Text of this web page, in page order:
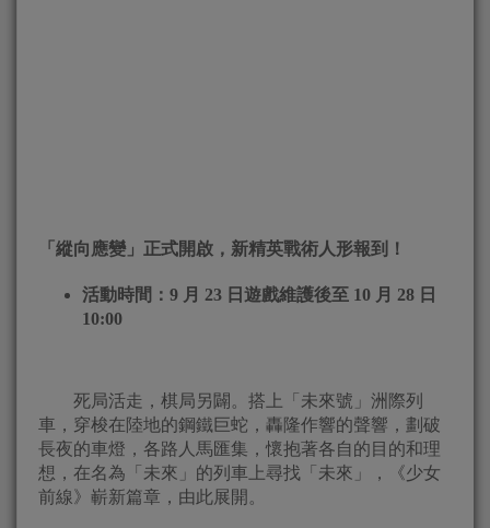
「縱向應變」正式開啟，新精英戰術人形報到！
活動時間：9 月 23 日遊戲維護後至 10 月 28 日
10:00
死局活走，棋局另闢。搭上「未來號」洲際列
車，穿梭在陸地的鋼鐵巨蛇，轟隆作響的聲響，劃破
長夜的車燈，各路人馬匯集，懷抱著各自的目的和理
想，在名為「未來」的列車上尋找「未來」，《少女
前線》嶄新篇章，由此展開。